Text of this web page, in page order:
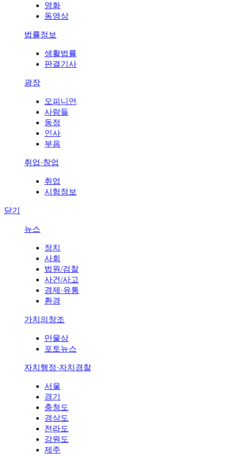
영화
동영상
법률정보
생활법률
판결기사
광장
오피니언
사람들
동정
인사
부음
취업·창업
취업
시험정보
닫기
뉴스
정치
사회
법원/검찰
사건/사고
경제·유통
환경
가치의창조
만물상
포토뉴스
자치행정·자치경찰
서울
경기
충청도
경상도
전라도
강원도
제주